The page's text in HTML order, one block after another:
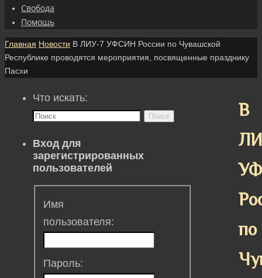
Свобода
Помощь
Главная Новости В ЛИУ-7 УФСИН России по Чувашской
Республике проводятся мероприятия, посвященные празднику
Пасхи
В
по
Что искать:
Поиск
Вход для
зарегистрированных
пользователей
Имя
пользователя:
Пароль: